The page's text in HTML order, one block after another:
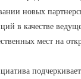
новых
в качестве
мест на